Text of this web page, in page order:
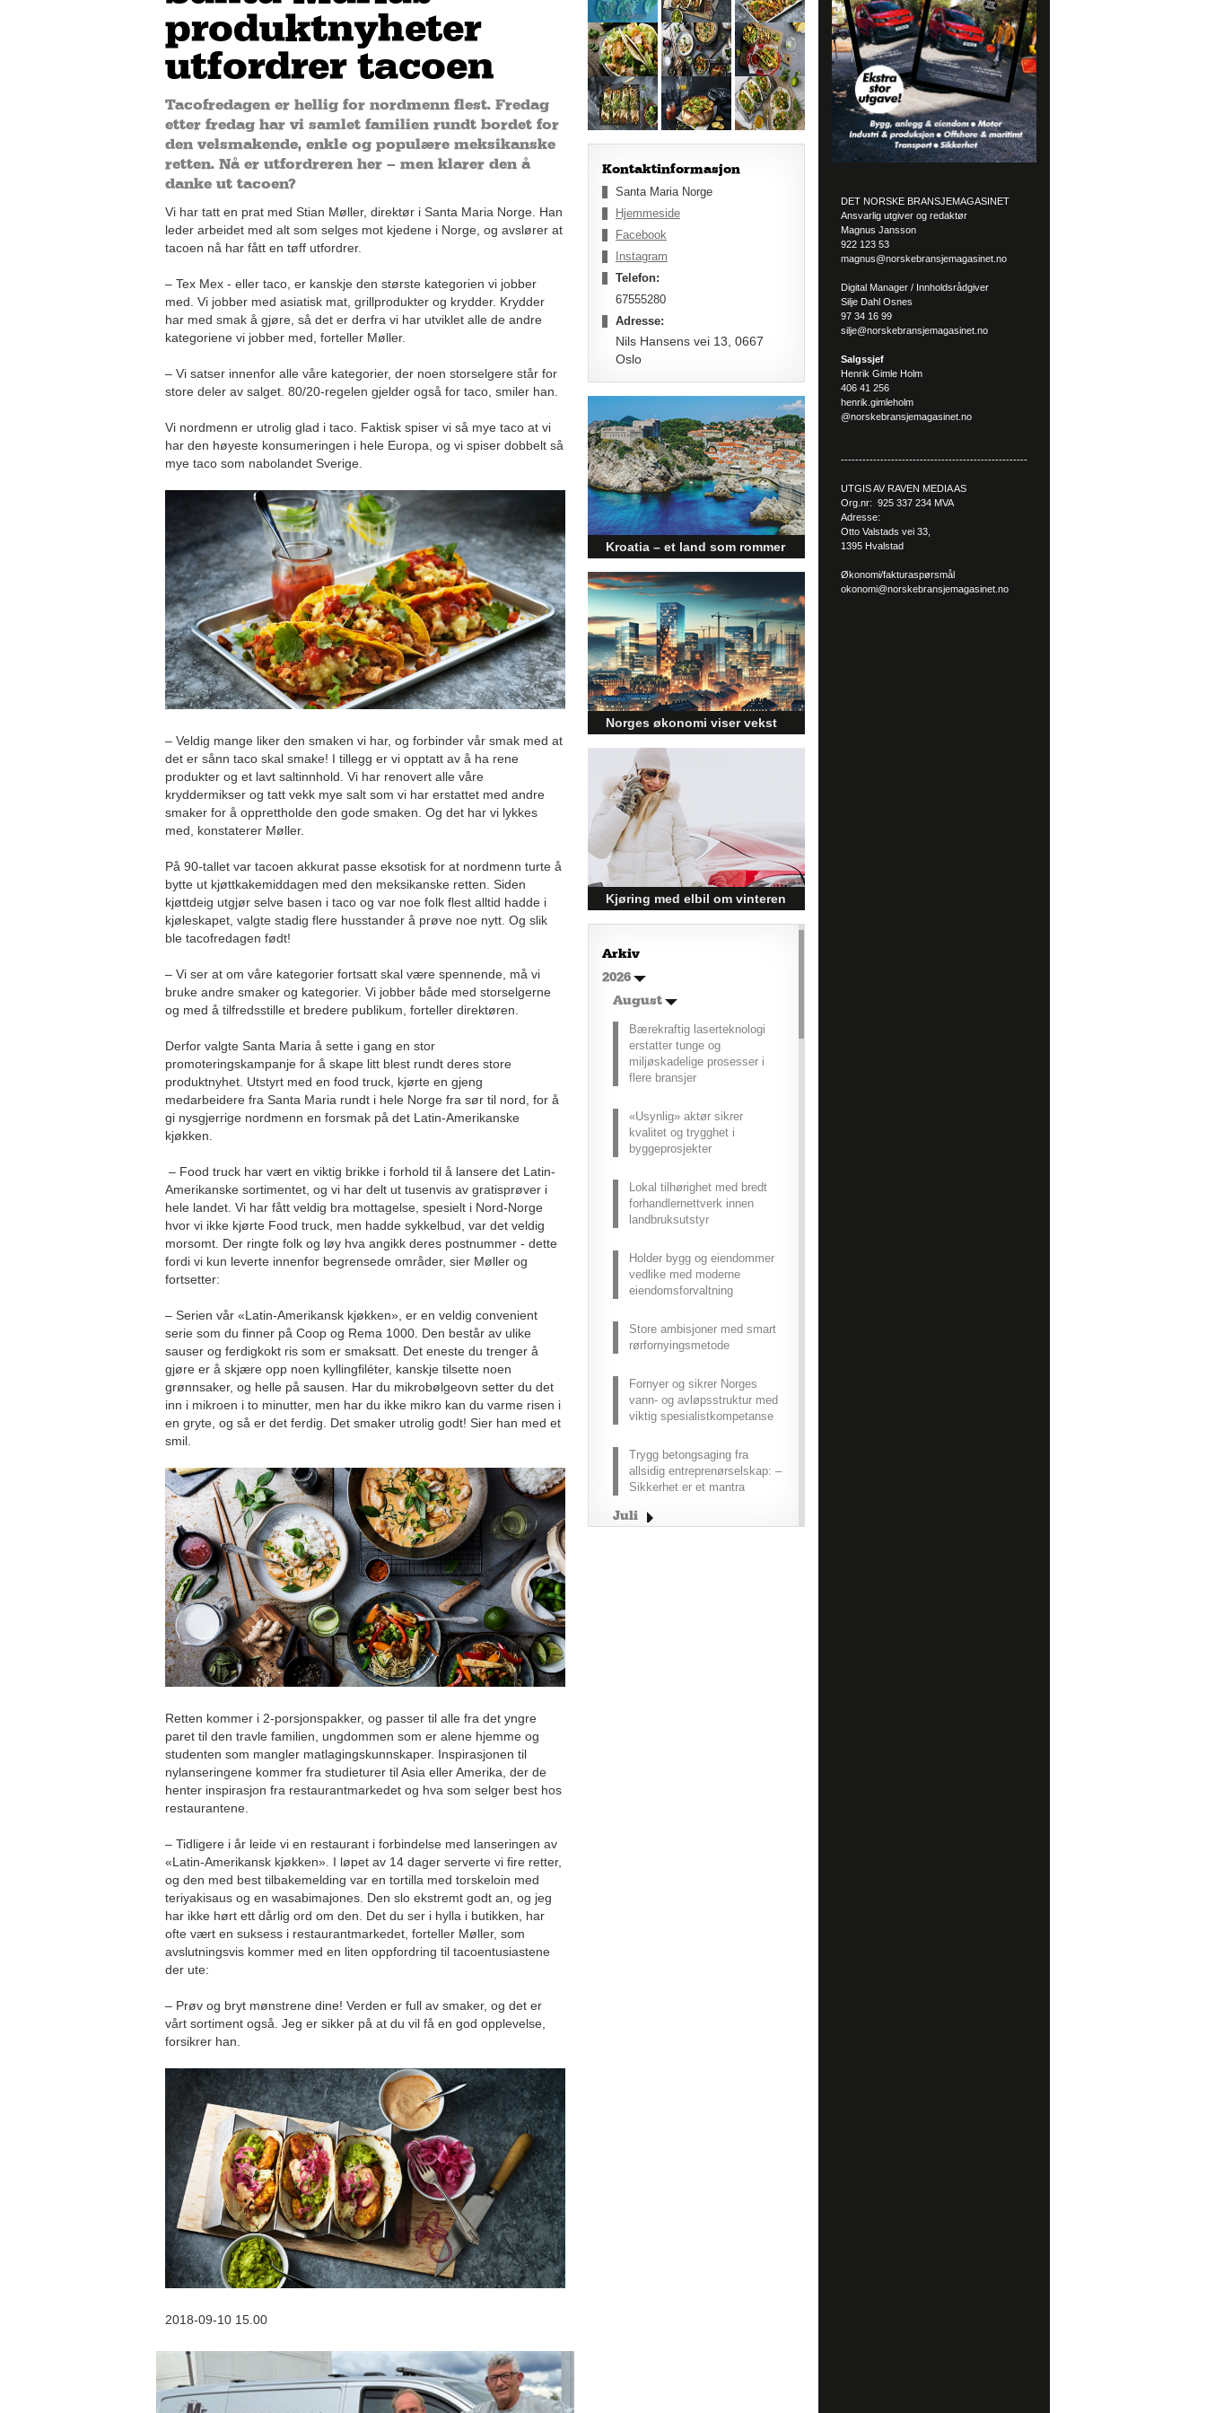
produktnyheter
utfordrer tacoen
Tacofredagen er hellig for nordmenn flest. Fredag
etter fredag har vi samlet familien rundt bordet for
den velsmakende, enkle og populære meksikanske
retten. Nå er utfordreren her – men klarer den å
danke ut tacoen?
Vi har tatt en prat med Stian Møller, direktør i Santa Maria Norge. Han
leder arbeidet med alt som selges mot kjedene i Norge, og avslører at
tacoen nå har fått en tøff utfordrer.
– Tex Mex - eller taco, er kanskje den største kategorien vi jobber
med. Vi jobber med asiatisk mat, grillprodukter og krydder. Krydder
har med smak å gjøre, så det er derfra vi har utviklet alle de andre
kategoriene vi jobber med, forteller Møller.
– Vi satser innenfor alle våre kategorier, der noen storselgere står for
store deler av salget. 80/20-regelen gjelder også for taco, smiler han.
Vi nordmenn er utrolig glad i taco. Faktisk spiser vi så mye taco at vi
har den høyeste konsumeringen i hele Europa, og vi spiser dobbelt så
mye taco som nabolandet Sverige.
– Veldig mange liker den smaken vi har, og forbinder vår smak med at
det er sånn taco skal smake! I tillegg er vi opptatt av å ha rene
produkter og et lavt saltinnhold. Vi har renovert alle våre
kryddermikser og tatt vekk mye salt som vi har erstattet med andre
smaker for å opprettholde den gode smaken. Og det har vi lykkes
med, konstaterer Møller.
På 90-tallet var tacoen akkurat passe eksotisk for at nordmenn turte å
bytte ut kjøttkakemiddagen med den meksikanske retten. Siden
kjøttdeig utgjør selve basen i taco og var noe folk flest alltid hadde i
kjøleskapet, valgte stadig flere husstander å prøve noe nytt. Og slik
ble tacofredagen født!
– Vi ser at om våre kategorier fortsatt skal være spennende, må vi
bruke andre smaker og kategorier. Vi jobber både med storselgerne
og med å tilfredsstille et bredere publikum, forteller direktøren.
Derfor valgte Santa Maria å sette i gang en stor
promoteringskampanje for å skape litt blest rundt deres store
produktnyhet. Utstyrt med en food truck, kjørte en gjeng
medarbeidere fra Santa Maria rundt i hele Norge fra sør til nord, for å
gi nysgjerrige nordmenn en forsmak på det Latin-Amerikanske
kjøkken.
– Food truck har vært en viktig brikke i forhold til å lansere det Latin-
Amerikanske sortimentet, og vi har delt ut tusenvis av gratisprøver i
hele landet. Vi har fått veldig bra mottagelse, spesielt i Nord-Norge
hvor vi ikke kjørte Food truck, men hadde sykkelbud, var det veldig
morsomt. Der ringte folk og løy hva angikk deres postnummer - dette
fordi vi kun leverte innenfor begrensede områder, sier Møller og
fortsetter:
– Serien vår «Latin-Amerikansk kjøkken», er en veldig convenient
serie som du finner på Coop og Rema 1000. Den består av ulike
sauser og ferdigkokt ris som er smaksatt. Det eneste du trenger å
gjøre er å skjære opp noen kyllingfiléter, kanskje tilsette noen
grønnsaker, og helle på sausen. Har du mikrobølgeovn setter du det
inn i mikroen i to minutter, men har du ikke mikro kan du varme risen i
en gryte, og så er det ferdig. Det smaker utrolig godt! Sier han med et
smil.
Retten kommer i 2-porsjonspakker, og passer til alle fra det yngre
paret til den travle familien, ungdommen som er alene hjemme og
studenten som mangler matlagingskunnskaper. Inspirasjonen til
nylanseringene kommer fra studieturer til Asia eller Amerika, der de
henter inspirasjon fra restaurantmarkedet og hva som selger best hos
restaurantene.
– Tidligere i år leide vi en restaurant i forbindelse med lanseringen av
«Latin-Amerikansk kjøkken». I løpet av 14 dager serverte vi fire retter,
og den med best tilbakemelding var en tortilla med torskeloin med
teriyakisaus og en wasabimajones. Den slo ekstremt godt an, og jeg
har ikke hørt ett dårlig ord om den. Det du ser i hylla i butikken, har
ofte vært en suksess i restaurantmarkedet, forteller Møller, som
avslutningsvis kommer med en liten oppfordring til tacoentusiastene
der ute:
– Prøv og bryt mønstrene dine! Verden er full av smaker, og det er
vårt sortiment også. Jeg er sikker på at du vil få en god opplevelse,
forsikrer han.
2018-09-10 15.00
Kontaktinformasjon
Santa Maria Norge
Hjemmeside
Facebook
Instagram
Telefon:
67555280
Adresse:
Nils Hansens vei 13, 0667
Oslo
Kroatia – et land som rommer
mer enn kysten
Kroatia forbindes ofte med sol,
bading og klart hav, men landet
har langt flere sider enn det
førsteinntrykket mange sitter igjen
med.
Norges økonomi viser vekst
og påvirker byggebransjen
Den norske økonomien har vist
jevn vekst de siste tre kvartalene,
noe som skaper optimisme på
tvers av ulike sektorer.
Byggebransjen er spesielt godt
posisjonert til å dra nytte av denne
økonomiske oppgangen.
Kjøring med elbil om vinteren
– hvordan få bedre
rekkevidde?
Elbiler (EV) representerer
fremtiden for transport, men deres
effektivitet under utfordrende
utfordring.
Arkiv
2026
August
Bærekraftig laserteknologi
erstatter tunge og
miljøskadelige prosesser i
flere bransjer
«Usynlig» aktør sikrer
kvalitet og trygghet i
byggeprosjekter
Lokal tilhørighet med bredt
forhandlernettverk innen
landbruksutstyr
Holder bygg og eiendommer
vedlike med moderne
eiendomsforvaltning
Store ambisjoner med smart
rørfornyingsmetode
Fornyer og sikrer Norges
vann- og avløpsstruktur med
viktig spesialistkompetanse
Trygg betongsaging fra
allsidig entreprenørselskap: –
Sikkerhet er et mantra
Juli
DET NORSKE BRANSJEMAGASINET
Ansvarlig utgiver og redaktør
Magnus Jansson
922 123 53
magnus@norskebransjemagasinet.no
Digital Manager / Innholdsrådgiver
Silje Dahl Osnes
97 34 16 99
silje@norskebransjemagasinet.no
Salgssjef
Henrik Gimle Holm
406 41 256
henrik.gimleholm
@norskebransjemagasinet.no
----------------------------------------------------
UTGIS AV RAVEN MEDIA AS
Org.nr: 925 337 234 MVA
Adresse:
Otto Valstads vei 33,
1395 Hvalstad
Økonomi/fakturaspørsmål
okonomi@norskebransjemagasinet.no